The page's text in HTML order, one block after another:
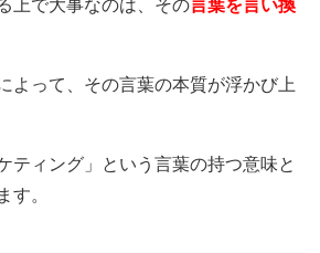
上で大事なのは、その言葉を言い換
よって、その言葉の本質が浮かび上
ティング」という言葉の持つ意味と
す。